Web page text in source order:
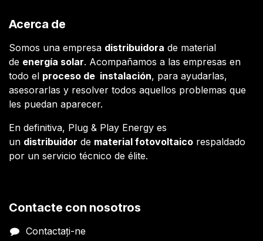
Acerca de
Somos una empresa distribuidora de material
de energía solar. Acompañamos a las empresas en
todo el proceso de instalación, para ayudarlas,
asesorarlas y resolver todos aquellos problemas que
les puedan aparecer.
En definitiva, Plug & Play Energy es
un distribuidor de material fotovoltaico respaldado
por un servicio técnico de élite.
Contacte con nosotros
Contactați-ne